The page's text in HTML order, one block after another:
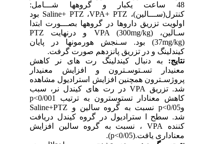
48 ساعت یکبار و گروهها شـــامل:
کنترل(ســـالین)، Saline+ PTZ ،VPA+ PTZ بود
اولویت تزریق داروها در گروهها بصـــورت ابتدا
سـالین، VPA (300mg/kg) و درنهایت PTZ
(37mg/kg) بود. سـنجش هورمونها در پایان
کیندلینگ و در تزریق پانزدهم صورت گرفت.
به دنبال کیندلینگ رت های نر کاهش
معنیدار تسـتوسـترون و افزایش معنیدار
پروژسـترون همچنین افزایش استرادیول مشاهده
شد. تزریق VPA در رت های کیندل نر، سبب
کاهش معنادار تستوسترون به ترتیب p<0/001
وp<0/05 نسبت به گروه سالین و Saline+PTZ
شد. سطح ا سترادیول در گروه کیندل دریافت
کننده VPA ، نسبت به گروه سالین افزایش
معناداری یافت.(p<0/05).